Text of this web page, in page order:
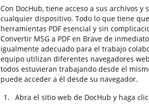
Con DocHub, tiene acceso a sus archivos
cualquier dispositivo. Todo lo que tiene
herramientas PDF esencial y sin
Convertir MSG a PDF en Brave de
igualmente adecuado para el trabajo
equipo utilizan diferentes navegadores
todos estuvieran trabajando desde el
puede acceder a él desde su navegador.
Abra el sitio web de DocHub y haga